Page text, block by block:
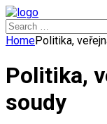
Search
for:
HomePolitika,
Politika,
soudy